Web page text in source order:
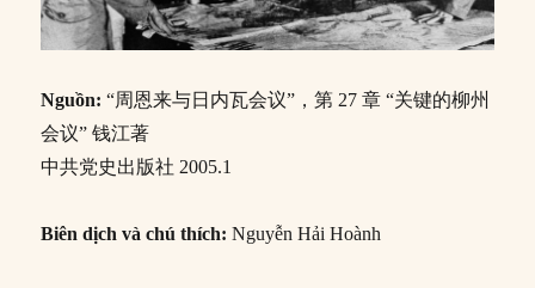
Nguồn: “周恩来与日内瓦会议”，第 27 章 “关键的柳州
会议” 钱江著
中共党史出版社 2005.1
Biên dịch và chú thích: Nguyễn Hải Hoành